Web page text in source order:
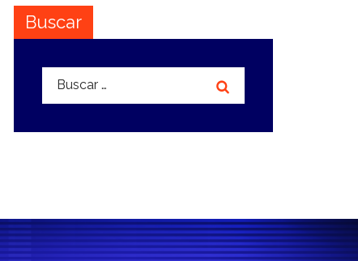
Buscar
Buscar: